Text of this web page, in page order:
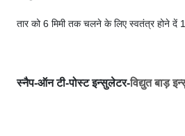
तार को 6 मिमी तक चलने के लिए स्वतंत्र होने
स्नैप-ऑन टी-पोस्ट इन्सुलेटर-विद्युत बाड़